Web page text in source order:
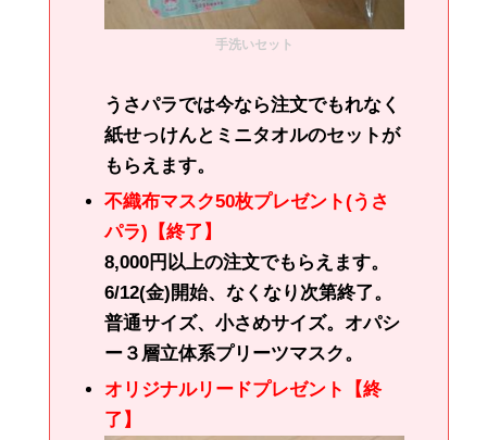
手洗いセット
うさパラでは今なら注文でもれなく
紙せっけんとミニタオルのセットが
もらえます。
不織布マスク50枚プレゼント(うさ
パラ)【終了】
8,000円以上の注文でもらえます。
6/12(金)開始、なくなり次第終了。
普通サイズ、小さめサイズ。オパシ
ー３層立体系プリーツマスク。
オリジナルリードプレゼント【終
了】